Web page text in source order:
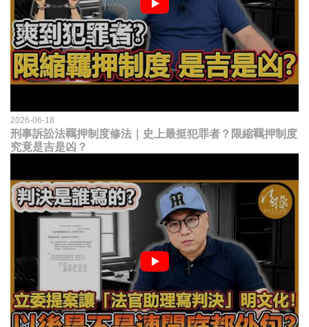
2026-06-18
刑事訴訟法羈押制度修法｜史上最挺犯罪者？限縮羈押制度
究竟是吉是凶？